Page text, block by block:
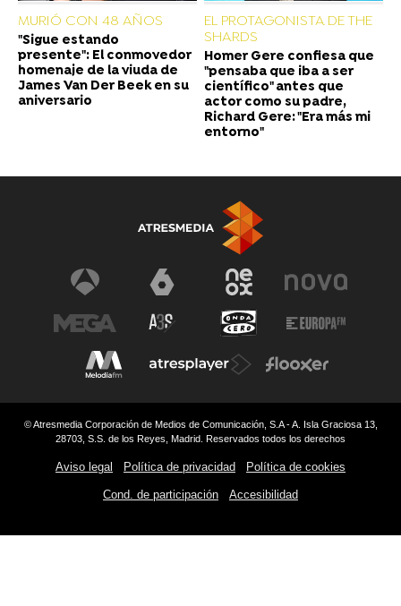
MURIÓ CON 48 AÑOS
"Sigue estando
presente": El conmovedor
homenaje de la viuda de
James Van Der Beek en su
aniversario
EL PROTAGONISTA DE THE
SHARDS
Homer Gere confiesa que
"pensaba que iba a ser
científico" antes que
actor como su padre,
Richard Gere: "Era más mi
entorno"
© Atresmedia Corporación de Medios de Comunicación, S.A - A. Isla Graciosa 13,
28703, S.S. de los Reyes, Madrid. Reservados todos los derechos
Aviso legal Política de privacidad Política de cookies
Cond. de participación Accesibilidad